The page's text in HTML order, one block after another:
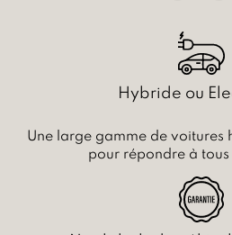
Hybride ou
Une large gamme de voitures
pour répondre à tous